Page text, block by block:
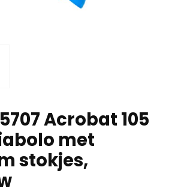
Acrobat 105
met
stokjes,